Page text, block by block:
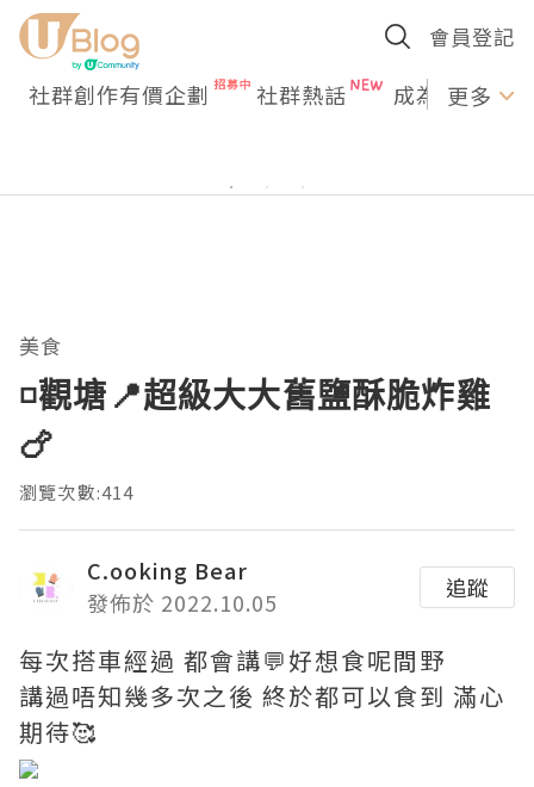
會員登記
社群創作有價企劃 社群熱話 成為U更多
美食
◽觀塘📍超級大大舊鹽酥脆炸雞
🍗
瀏覽次數:414
C.ooking Bear
發佈於 2022.10.05
追蹤
每次搭車經過 都會講💬好想食呢間野
講過唔知幾多次之後 終於都可以食到 滿心
期待🥰